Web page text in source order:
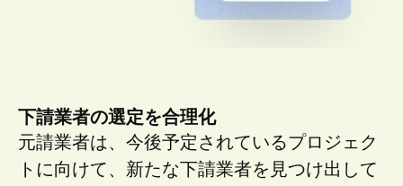
下請業者の選定を合理化
元請業者は、今後予定されているプロジェク
トに向けて、新たな下請業者を見つけ出して